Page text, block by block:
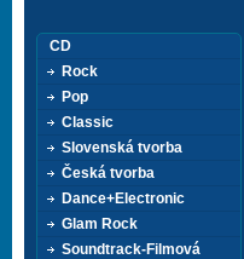
CD
Rock
Pop
Classic
Slovenská tvorba
Česká tvorba
Dance+Electronic
Glam Rock
Soundtrack-Filmová